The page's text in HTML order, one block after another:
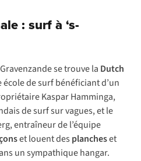
: surf à ‘s-
se trouve la Dutch
école de surf bénéficiant d’un
Kaspar Hamminga,
de surf sur vagues, et le
entraîneur de l’équipe
et louent des plancheset
un sympathique hangar.